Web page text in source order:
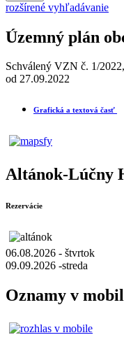
rozšírené vyhľadávanie
Územný plán
Schválený VZN č. 1/
od 27.09.2022
Grafická a textová časť
Altánok-Lúčny
Rezervácie
06.08.2026 - štvrtok
09.09.2026 -streda
Oznamy v